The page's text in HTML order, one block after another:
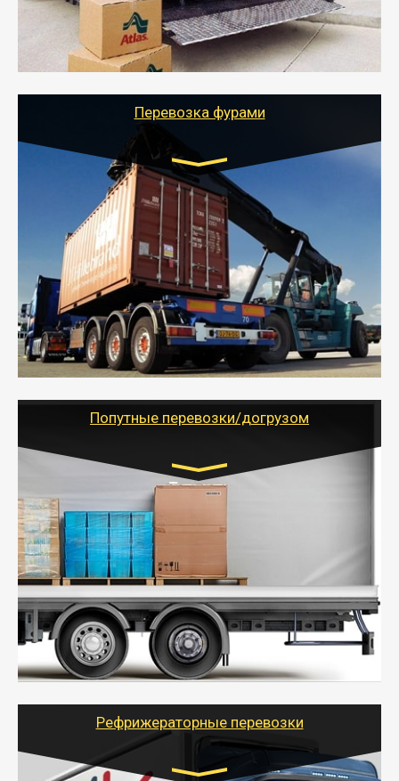
- Тайгер Логистик подберет автотранспорт, быстро и
качественно организует переезд к новому месту
службы или работы с гарантией сохранности груза и
оформлением документов, подтверждающих
Перевозка фурами
Транспорт:
Еврофура Тент от 5 до 10 тонн
грузоподъемность
от 10 000 руб. Возможен догруз
- Доставка фурой до 20 т возможна для больших
объемов грузов, упакованных в коробки, мешки,
паллеты и россыпью в самые отдаленные места
России с гарантией полной сохранности.
- Тайгер Логистик предоставляет услуги по
грузоперевозкам для физических и юридических лиц
Попутные перевозки/догрузом
Транспорт:
Газель (1,5 и 3 тонны), Бычок, Еврофура от 5 до
10 тонн
от 5000 руб. Возможен догруз
- Экономный способ доставить вещи от 200 кг в
другой город - догрузом или попутно. Попутные
грузоперевозки для физлиц, ИП и юрлиц обходятся
дешевле.
- Тайгер Логистик организует доставку
крупногабаритных и личных вещей по нужному
для погрузочно-разгрузочных работ при перевозке.
Рефрижераторные перевозки